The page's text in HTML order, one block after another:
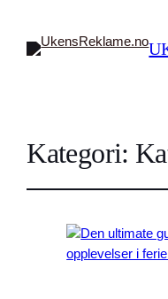
Kategori: